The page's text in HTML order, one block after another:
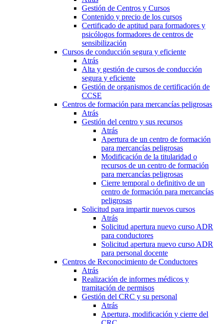
Gestión de Centros y Cursos
Contenido y precio de los cursos
Certificado de aptitud para formadores y
psicólogos formadores de centros de
sensibilización
Cursos de conducción segura y eficiente
Atrás
Alta y gestión de cursos de conducción
segura y eficiente
Gestión de organismos de certificación de
CCSE
Centros de formación para mercancías peligrosas
Atrás
Gestión del centro y sus recursos
Atrás
Apertura de un centro de formación
para mercancías peligrosas
Modificación de la titularidad o
recursos de un centro de formación
para mercancías peligrosas
Cierre temporal o definitivo de un
centro de formación para mercancías
peligrosas
Solicitud para impartir nuevos cursos
Atrás
Solicitud apertura nuevo curso ADR
para conductores
Solicitud apertura nuevo curso ADR
para personal docente
Centros de Reconocimiento de Conductores
Atrás
Realización de informes médicos y
tramitación de permisos
Gestión del CRC y su personal
Atrás
Apertura, modificación y cierre del